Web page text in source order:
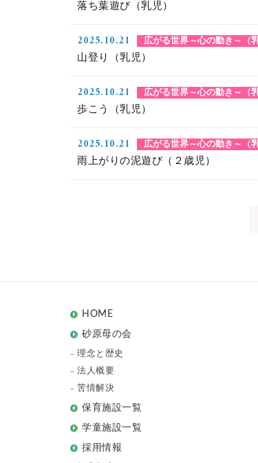
落ち葉遊び（乳児）
2025.10.21 広がる世界～心の動き～（乳
山登り（乳児）
2025.10.21 広がる世界～心の動き～（乳
歩こう（乳児）
2025.10.21 広がる世界～心の動き～（乳
雨上がりの泥遊び（２歳児）
HOME
砂原母の会
理念と歴史
法人概要
苦情解決
保育施設一覧
学童施設一覧
採用情報